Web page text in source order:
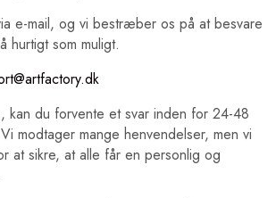
e-mail, og vi bestræber os på at besvare
hurtigt som muligt.
kan du forvente et svar inden for 24-48
modtager mange henvendelser, men vi
at sikre, at alle får en personlig og